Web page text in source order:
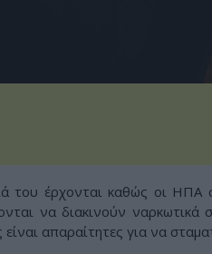
του έρχονται καθώς οι ΗΠΑ
να διακινούν ναρκωτικά
είναι απαραίτητες για να